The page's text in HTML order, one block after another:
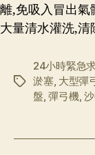
離,免吸入冒出氣
大量清水灌洗,清
标
24小時緊急
淤塞, 大型彈
盤,彈弓機,